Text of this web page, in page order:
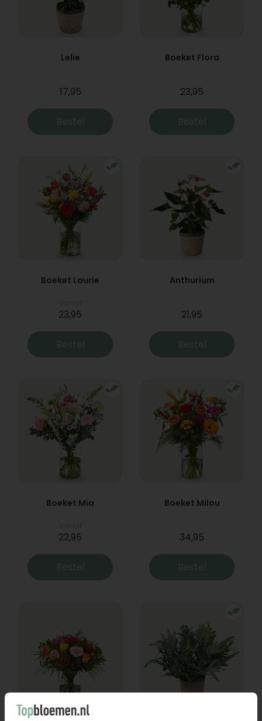
Lelie
17,95
Bestel
Boeket Flora
23,95
Bestel
Boeket Laurie
23,95
Bestel
Anthurium
21,95
Bestel
Boeket Mia
22,95
Bestel
Boeket Milou
34,95
Bestel